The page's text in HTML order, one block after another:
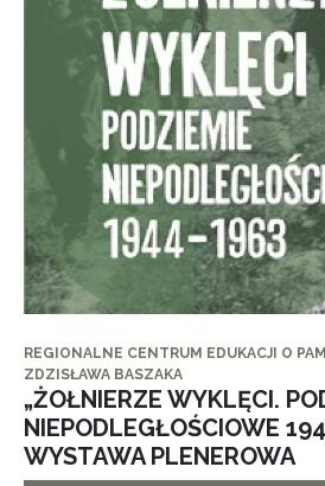
REGIONALNE CENTRUM EDUKACJI O
ZDZISŁAWA BASZAKA
„ŻOŁNIERZE WYKLĘCI.
NIEPODLEGŁOŚCIOWE
WYSTAWA PLENEROWA